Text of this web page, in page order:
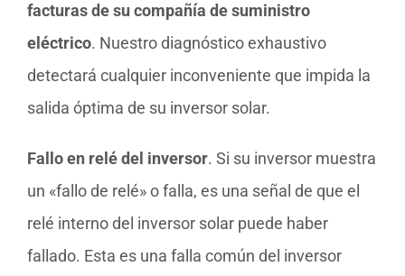
facturas de su compañía de suministro
eléctrico. Nuestro diagnóstico exhaustivo
detectará cualquier inconveniente que impida la
salida óptima de su inversor solar.
Fallo en relé del inversor. Si su inversor muestra
un «fallo de relé» o falla, es una señal de que el
relé interno del inversor solar puede haber
fallado. Esta es una falla común del inversor